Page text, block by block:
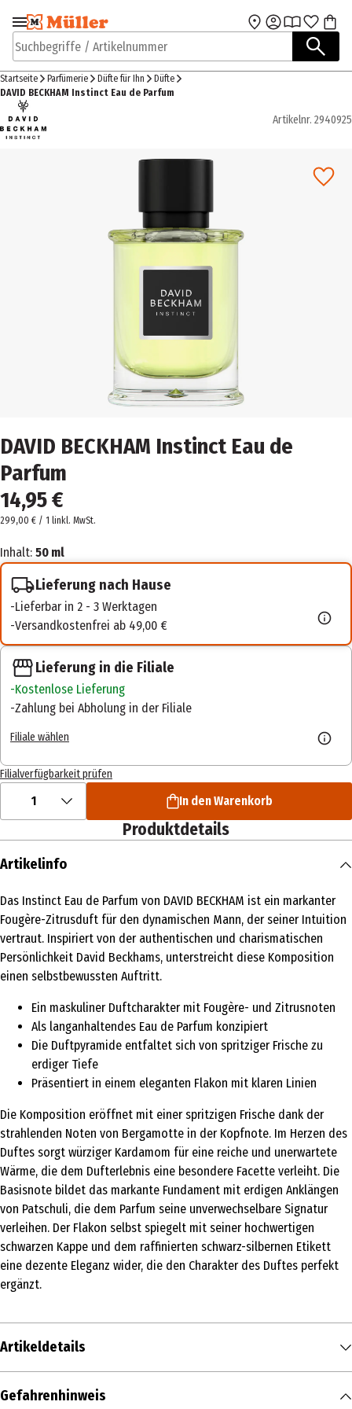
Zur Navigation
springen
Zum Hauptinhalt
Suchbegriffe / Artikelnummer
Startseite Parfümerie Düfte für Ihn
Düfte
DAVID BECKHAM Instinct Eau de Parfum
Artikelnr. 2940925
DAVID BECKHAM Instinct Eau de
Parfum
14,95 €
299,00 € / 1 linkl. MwSt.
Inhalt: 50 ml
Lieferung nach Hause
Lieferbar in 2 - 3 Werktagen
Versandkostenfrei ab 49,00 €
Lieferung in die Filiale
Kostenlose Lieferung
Zahlung bei Abholung in der Filiale
Filiale wählen
Filialverfügbarkeit prüfen
1 In den Warenkorb
Produktdetails
Artikelinfo
Das Instinct Eau de Parfum von DAVID BECKHAM ist ein markanter
Fougère-Zitrusduft für den dynamischen Mann, der seiner Intuition
vertraut. Inspiriert von der authentischen und charismatischen
Persönlichkeit David Beckhams, unterstreicht diese Komposition
einen selbstbewussten Auftritt.
Ein maskuliner Duftcharakter mit Fougère- und Zitrusnoten
Als langanhaltendes Eau de Parfum konzipiert
Die Duftpyramide entfaltet sich von spritziger Frische zu
erdiger Tiefe
Präsentiert in einem eleganten Flakon mit klaren Linien
Die Komposition eröffnet mit einer spritzigen Frische dank der
strahlenden Noten von Bergamotte in der Kopfnote. Im Herzen des
Duftes sorgt würziger Kardamom für eine reiche und unerwartete
Wärme, die dem Dufterlebnis eine besondere Facette verleiht. Die
Basisnote bildet das markante Fundament mit erdigen Anklängen
von Patschuli, die dem Parfum seine unverwechselbare Signatur
verleihen. Der Flakon selbst spiegelt mit seiner hochwertigen
schwarzen Kappe und dem raffinierten schwarz-silbernen Etikett
eine dezente Eleganz wider, die den Charakter des Duftes perfekt
ergänzt.
Artikeldetails
Inhalt
Gefahrenhinweis